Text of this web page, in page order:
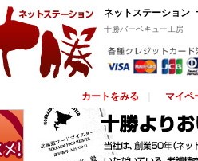
ネットステーション
十勝バーベキュー工房
カートをみる マイペ